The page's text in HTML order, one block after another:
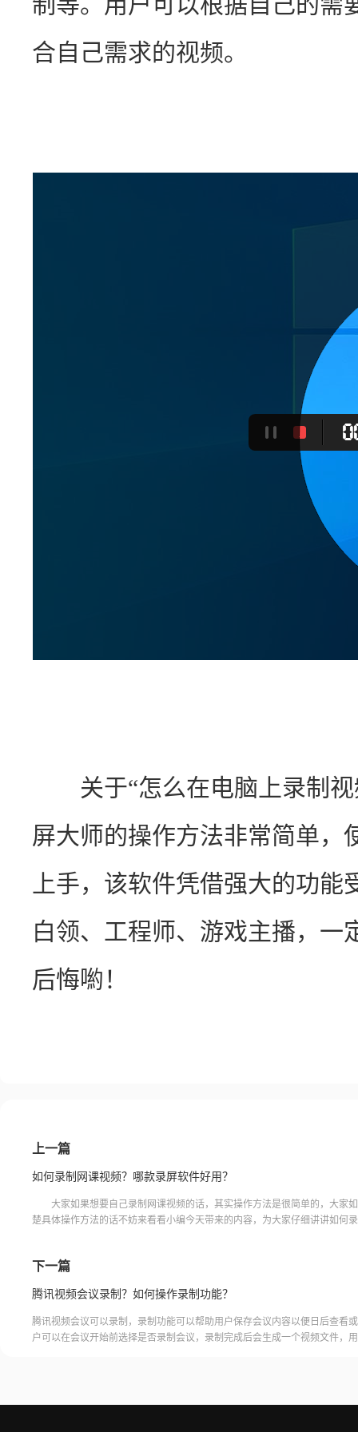
合自己需求的视频。
关于“怎么在电脑上录制视
屏大师的操作方法非常简单，
上手，该软件凭借强大的功
白领、工程师、游戏主播，一
后悔喲！
上一篇
如何录制网课视频？哪款录屏软件好用？
大家如果想要自己录制网课视频的话，其实操作方法是很简单的，大家
楚具体操作方法的话不妨来看看小编今天带来的内容，为大家仔细讲讲如何
下一篇
腾讯视频会议录制？如何操作录制功能？
腾讯视频会议可以录制，录制功能可以帮助用户保存会议内容以便日后查看
户可以在会议开始前选择是否录制会议，录制完成后会生成一个视频文件，